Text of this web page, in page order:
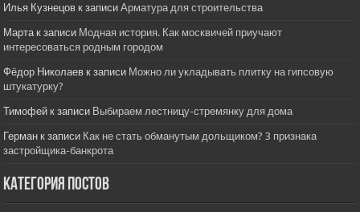
Илья Кузнецов к записиАрматура для строительства
Мартак записи Модная история. Как москвичей приучают
интересоваться родным городом
Фёдор Николаев к записи Можно ли укладывать плитку на гипсовую
штукатурку?
Тимофей к записи Выбираем лестницу-стремянку для дома
Герман к записи Как не стать обманутым дольщиком? 3 признака
застройщика-банкрота
Категория постов